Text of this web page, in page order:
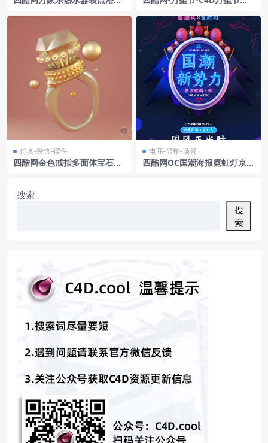
灯具-装饰-摆件
四酷网金色戒指多面体宝石圆
电商-促销-场景
四酷网OC国潮海报霓虹灯京剧
搜索
搜
索